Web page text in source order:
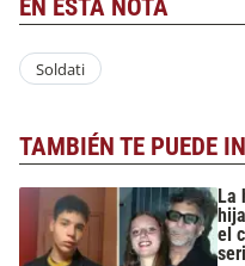
EN ESTA NOTA
Soldati
TAMBIÉN TE PUEDE
La
el